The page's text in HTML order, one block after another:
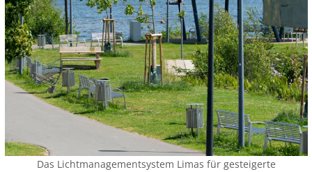
Das Lichtmanagementsystem Limas für gesteigerte